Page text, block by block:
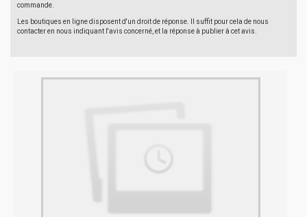
commande.
Les boutiques en ligne disposent d'un droit de réponse. Il suffit pour cela de nous
contacter en nous indiquant l'avis concerné, et la réponse à publier à cet avis.